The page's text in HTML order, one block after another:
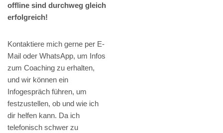
offline sind durchweg gleich
erfolgreich!
Kontaktiere mich gerne per E-
Mail oder WhatsApp, um Infos
zum Coaching zu erhalten,
und wir können ein
Infogespräch führen, um
festzustellen, ob und wie ich
dir helfen kann. Da ich
telefonisch schwer zu